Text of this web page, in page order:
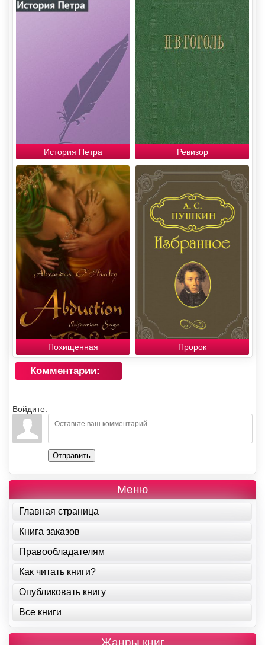
История Петра Ревизор
Похищенная Пророк
Комментарии:
Войдите:
Отправить
Меню
Главная страница
Книга заказов
Правообладателям
Как читать книги?
Опубликовать книгу
Все книги
Жанры книг